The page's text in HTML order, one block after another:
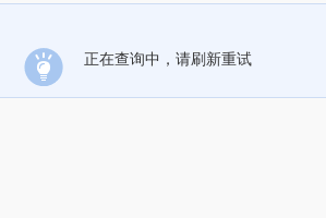
正在查询中，请刷新重试